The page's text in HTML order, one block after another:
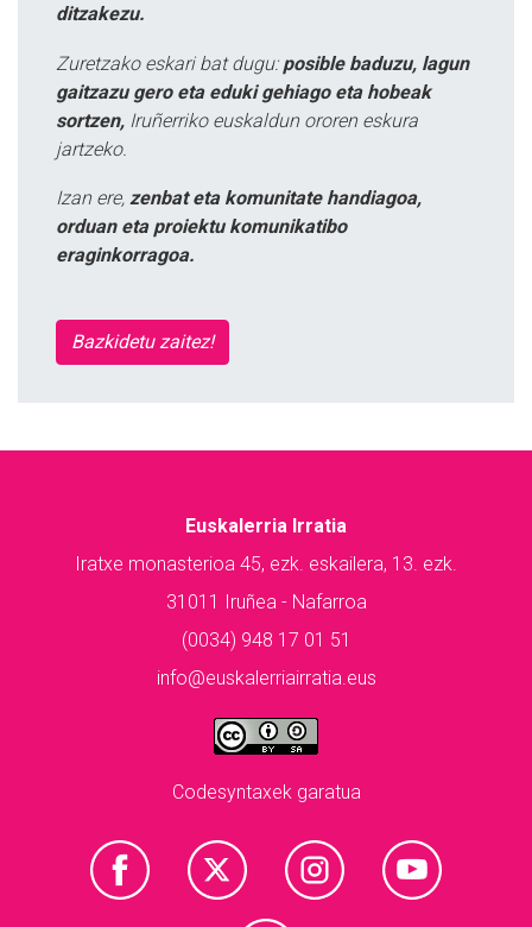
ditzakezu.
Zuretzako eskari bat dugu: posible baduzu, lagun
gaitzazu gero eta eduki gehiago eta hobeak
sortzen, Iruñerriko euskaldun ororen eskura
jartzeko.
Izan ere, zenbat eta komunitate handiagoa,
orduan eta proiektu komunikatibo
eraginkorragoa.
Bazkidetu zaitez!
Euskalerria Irratia
Iratxe monasterioa 45, ezk. eskailera, 13. ezk.
31011 Iruñea - Nafarroa
(0034) 948 17 01 51
info@euskalerriairratia.eus
Codesyntaxek garatua